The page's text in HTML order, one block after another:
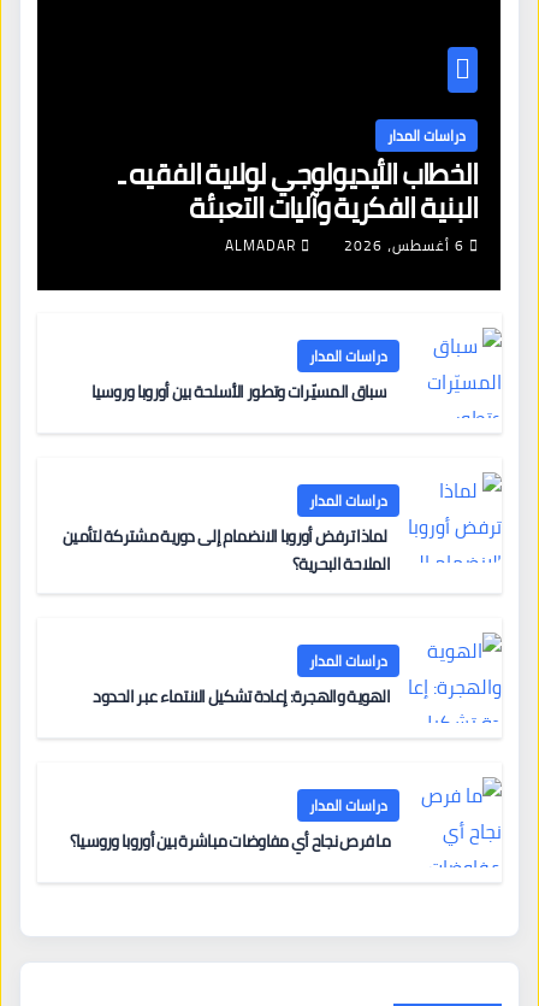
دراسات المدار
الخطاب الأيديولوجي لولاية الفقيه ـ
البنية الفكرية وآليات التعبئة
6 أغسطس، 2026 ALMADAR
دراسات المدار
سباق المسيّرات وتطور الأسلحة بين أوروبا وروسيا
دراسات المدار
لماذا ترفض أوروبا الانضمام إلى دورية مشتركة لتأمين
الملاحة البحرية؟
دراسات المدار
الهوية والهجرة: إعادة تشكيل الانتماء عبر الحدود
دراسات المدار
ما فرص نجاح أي مفاوضات مباشرة بين أوروبا وروسيا؟